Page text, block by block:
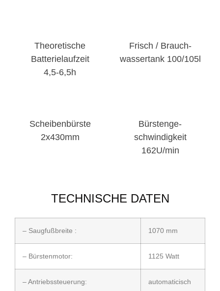
Theoretische
Batterielaufzeit
4,5-6,5h
Frisch / Brauch-
wassertank 100/105l
Scheibenbürste
2x430mm
Bürstenge-
schwindigkeit
162U/min
TECHNISCHE DATEN
– Saugfußbreite : 1070 mm
– Bürstenmotor: 1125 Watt
– Antriebssteuerung: automaticisch